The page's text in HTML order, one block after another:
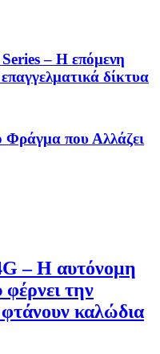
– Η επόμενη
δίκτυα
που Αλλάζει
– Η αυτόνομη
την
καλώδια